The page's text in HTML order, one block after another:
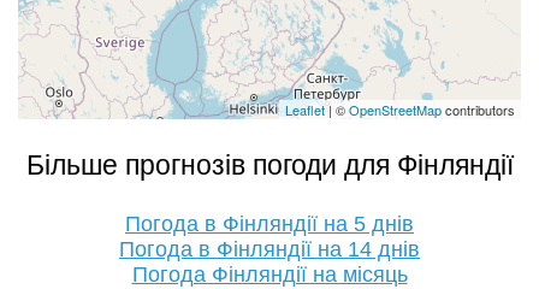
Leaflet| ©OpenStreetMapcontributors
Більше прогнозів погоди для Фінляндії
Погода в Фінляндії на 5 днів
Погода в Фінляндії на 14 днів
Погода Фінляндії на місяць